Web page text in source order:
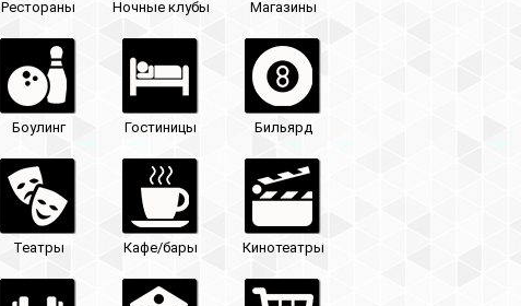
Рестораны Ночные клубы Магазины
Боулинг Гостиницы Бильярд
Театры Кафе/бары Кинотеатры